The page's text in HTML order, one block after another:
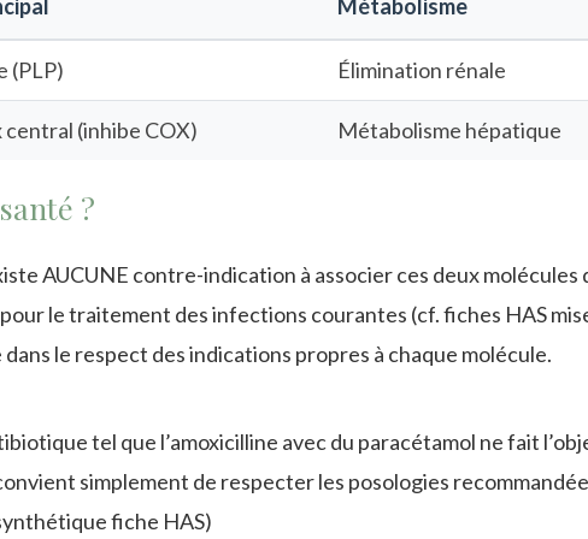
Métabolisme
(PLP) Élimination rénale
(inhibe COX) Métabolisme hépatique
?
AUCUNE contre-indication à associer ces deux molécules
le traitement des infections courantes (cf. fiches HAS
le respect des indications propres à chaque molécule.
tel que l’amoxicilline avec du paracétamol ne fait
simplement de respecter les posologies
fiche HAS)